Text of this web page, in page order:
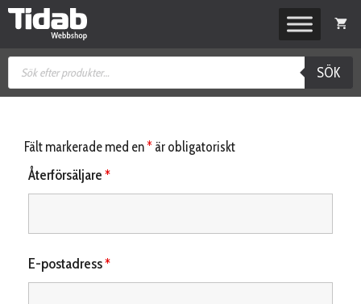
Hoppa
Produktsökning
SÖK
Fält markerade med en * är obligatoriskt
Återförsäljare*
E-postadress*